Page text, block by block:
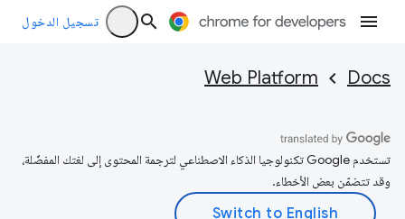
تسجيل الدخول
Docs
Web Platform
تستخدم Google تكنولوجيا الذكاء الاصطناعي لترجمة المحتوى إلى لغتك المفضّلة،
وقد تتضمّن بعض الأخطاء.